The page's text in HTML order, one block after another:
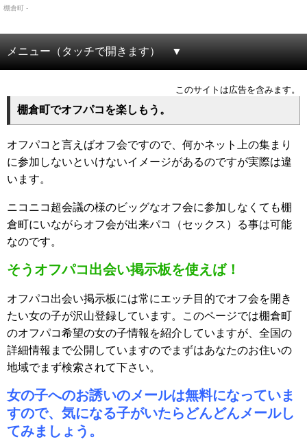
棚倉町 -
メニュー（タッチで開きます）
このサイトは広告を含みます。
棚倉町でオフパコを楽しもう。
オフパコと言えばオフ会ですので、何かネット上の集まり
に参加しないといけないイメージがあるのですが実際は違
います。
ニコニコ超会議の様のビッグなオフ会に参加しなくても棚
倉町にいながらオフ会が出来パコ（セックス）る事は可能
なのです。
そうオフパコ出会い掲示板を使えば！
オフパコ出会い掲示板には常にエッチ目的でオフ会を開き
たい女の子が沢山登録しています。このページでは棚倉町
のオフパコ希望の女の子情報を紹介していますが、全国の
詳細情報まで公開していますのでまずはあなたのお住いの
地域でまず検索されて下さい。
女の子へのお誘いのメールは無料になっていま
すので、気になる子がいたらどんどんメールし
てみましょう。